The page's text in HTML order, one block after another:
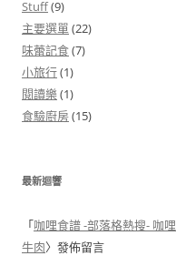
Stuff(9)
主要選單(22)
味蕾記食(7)
小旅行(1)
閱讀樂(1)
食驗廚房(15)
最新迴響
「咖哩食譜 -部落格熱搜- 咖
牛肉〉發佈留言